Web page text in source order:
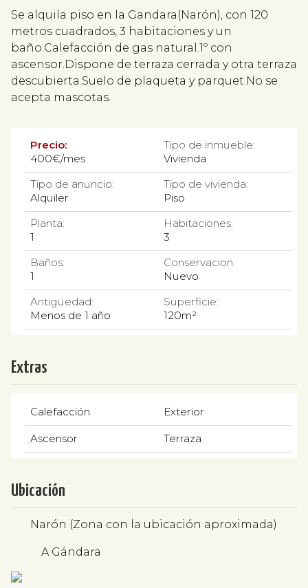
Se alquila piso en la Gandara(Narón), con 120
metros cuadrados, 3 habitaciones y un
baño.Calefacción de gas natural.1º con
ascensor.Dispone de terraza cerrada y otra terraza
descubierta.Suelo de plaqueta y parquet.No se
acepta mascotas.
Precio:
400€/mes
Tipo de inmueble:
Vivienda
Tipo de anuncio:
Alquiler
Tipo de vivienda:
Piso
Planta:
1
Habitaciones:
3
Baños:
1
Conservacion:
Nuevo
Antigüedad:
Menos de 1 año
Superficie:
120m²
Extras
Calefacción Exterior
Ascensor Terraza
Ubicación
Narón (Zona con la ubicación aproximada)
A Gándara